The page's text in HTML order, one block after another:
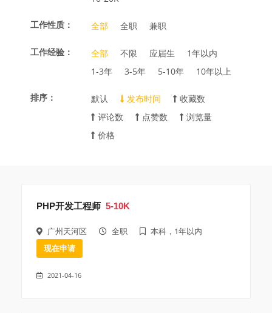
工作性质： 全部 全职 兼职
工作经验： 全部 不限 应届生
1年以内
1-3年
3-5年 5-10年 10年以上
排序： 默认 发布时间
收藏数
评论数
点赞数
浏览量
价格
PHP开发工程师 5-10K
广州天河区 全职 本科，1年以内
现在申请
2021-04-16